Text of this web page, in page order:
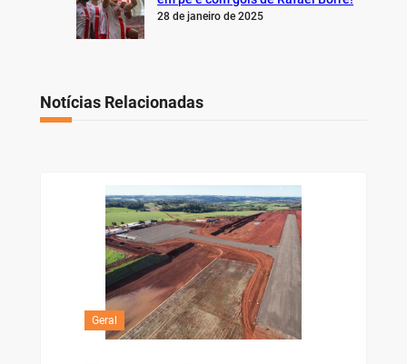
28 de janeiro de 2025
Notícias Relacionadas
Geral